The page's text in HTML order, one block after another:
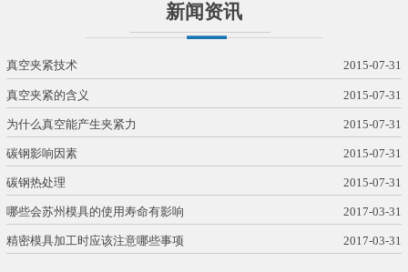
新闻资讯
真空夹紧技术 2015-07-31
真空夹紧的含义 2015-07-31
为什么真空能产生夹紧力 2015-07-31
碳钢影响因素 2015-07-31
碳钢热处理 2015-07-31
哪些会苏州模具的使用寿命有影响 2017-03-31
精密模具加工时应该注意哪些事项 2017-03-31